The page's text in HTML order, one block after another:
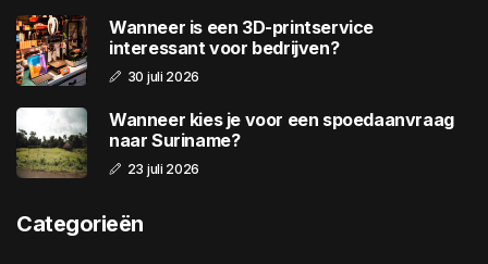
Wanneer is een 3D-printservice
interessant voor bedrijven?
30 juli 2026
Wanneer kies je voor een spoedaanvraag
naar Suriname?
23 juli 2026
Categorieën